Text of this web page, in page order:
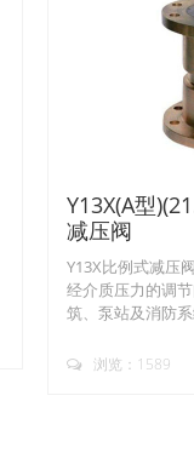
Y13X(A型
减压阀
Y13X比例式减压
经介质压力的调
筑、泵站及消防
浏览：1589